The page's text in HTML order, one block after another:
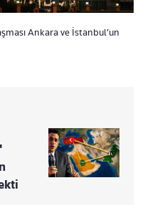
Ankara ve İstanbul’un